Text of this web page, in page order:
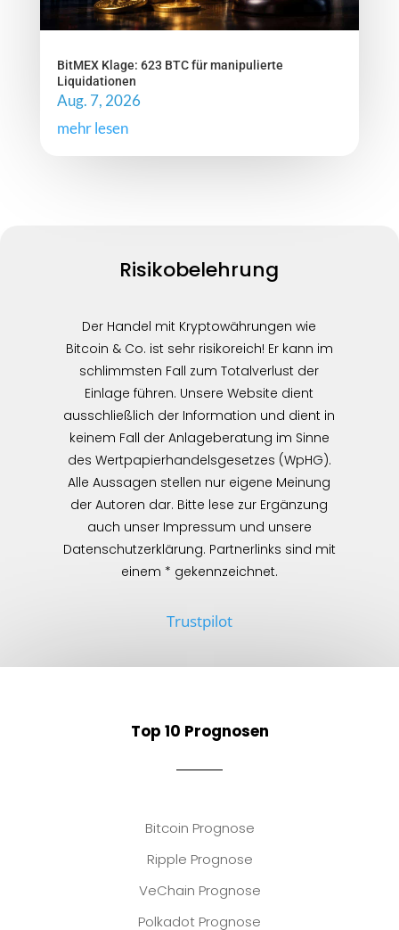
BitMEX Klage: 623 BTC für manipulierte
Liquidationen
Aug. 7, 2026
mehr lesen
Risikobelehrung
Der Handel mit Kryptowährungen wie
Bitcoin & Co. ist sehr risikoreich! Er kann im
schlimmsten Fall zum Totalverlust der
Einlage führen. Unsere Website dient
ausschließlich der Information und dient in
keinem Fall der Anlageberatung im Sinne
des Wertpapierhandelsgesetzes (WpHG).
Alle Aussagen stellen nur eigene Meinung
der Autoren dar. Bitte lese zur Ergänzung
auch unser Impressum und unsere
Datenschutzerklärung. Partnerlinks sind mit
einem * gekennzeichnet.
Trustpilot
Top 10 Prognosen
Bitcoin Prognose
Ripple Prognose
VeChain Prognose
Polkadot Prognose